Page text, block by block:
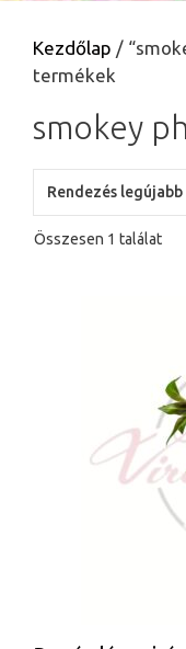
Kezdőlap /
termékek
smokey
Összesen 1 találat